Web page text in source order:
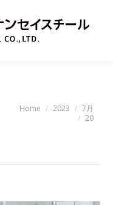
You are here:
Home 2023
7月
20